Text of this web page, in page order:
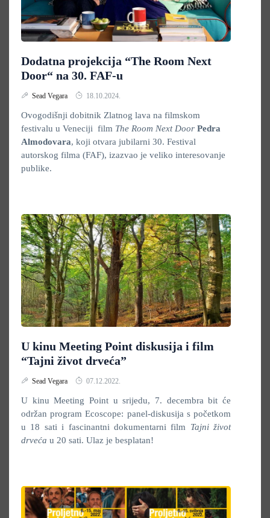
Dodatna projekcija “The Room Next
Door“ na 30. FAF-u
Sead Vegara 18.10.2024.
Ovogodišnji dobitnik Zlatnog lava na filmskom
festivalu u Veneciji film The Room Next Door Pedra
Almodovara, koji otvara jubilarni 30. Festival
autorskog filma (FAF), izazvao je veliko interesovanje
publike.
U kinu Meeting Point diskusija i film
“Tajni život drveća”
Sead Vegara 07.12.2022.
U kinu Meeting Point u srijedu, 7. decembra bit će
održan program Ecoscope: panel-diskusija s početkom
u 18 sati i fascinantni dokumentarni film Tajni život
drveća u 20 sati. Ulaz je besplatan!